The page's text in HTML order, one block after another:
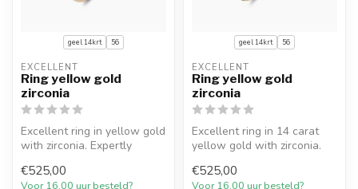
geel 14krt 56
EXCELLENT
Ring yellow gold
zirconia
Excellent ring in yellow gold
with zirconia. Expertly
€525,00
Voor 16.00 uur besteld?
geel 14krt 56
EXCELLENT
Ring yellow gold
zirconia
Excellent ring in 14 carat
yellow gold with zirconia.
€525,00
Voor 16.00 uur besteld?